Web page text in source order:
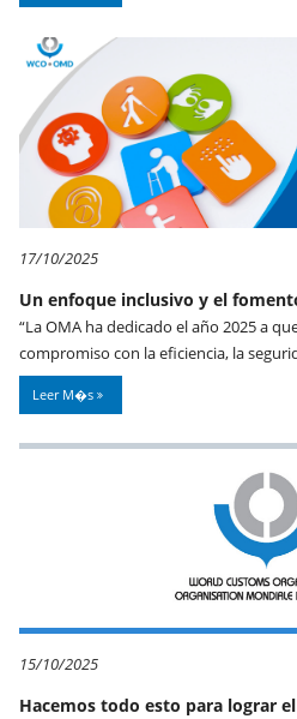
17/10/2025
Un enfoque inclusivo y el
“La OMA ha dedicado el año 2025 a
compromiso con la eficiencia, la
Leer M�s
15/10/2025
Hacemos todo esto para lograr